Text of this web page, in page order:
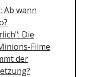
Ab wann
Die
Filme
der